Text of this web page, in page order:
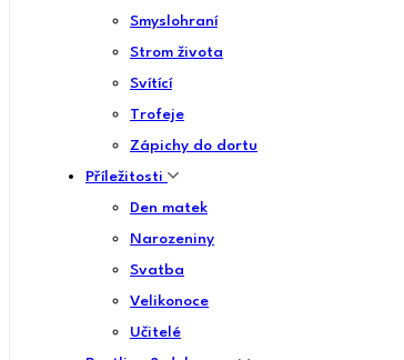
Smyslohraní
Strom života
Svítící
Trofeje
Zápichy do dortu
Příležitosti
Den matek
Narozeniny
Svatba
Velikonoce
Učitelé